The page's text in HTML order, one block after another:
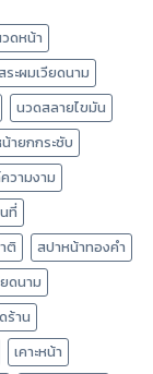
ดหน้า
ะผมเวียดนาม
นวดสลายไขมัน
ายกกระชับ
วามงาม
ที่
ติ
สปาหน้าทองคำ
ดนาม
ร้าน
เคาะหน้า